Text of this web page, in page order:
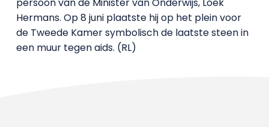
Hermans. Op 8 juni plaatste hij op het plein voor
de Tweede Kamer symbolisch de laatste steen in
een muur tegen aids. (RL)